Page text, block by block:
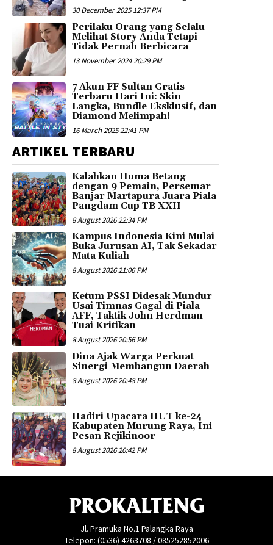
30 December 2025 12:37 PM
Perilaku Orang yang Selalu
Melihat Story Anda Tetapi
Tidak Pernah Berbicara
13 November 2024 20:29 PM
7 Akun FF Sultan Gratis
Terbaru Hari Ini: Skin
Langka, Bundle Eksklusif, dan
Diamond Melimpah!
16 March 2025 22:41 PM
ARTIKEL TERBARU
Kalahkan Huma Betang
dengan 9 Pemain, Persemar
Banjar Martapura Juara Piala
Pangdam Cup TB XXII
8 August 2026 22:34 PM
Kampus Indonesia Kini Mulai
Buka Jurusan AI, Tak Sekadar
Mata Kuliah
8 August 2026 21:06 PM
Ketum PSSI Didesak Mundur
Usai Timnas Gagal di Piala
AFF, Taktik John Herdman
Tuai Kritikan
8 August 2026 20:56 PM
Dina Ajak Warga Perkuat
Sinergi Membangun Daerah
8 August 2026 20:48 PM
Hadiri Upacara HUT ke-24
Kabupaten Murung Raya, Ini
Pesan Rejikinoor
8 August 2026 20:42 PM
PROKALTENG
Jl. Pramuka No.1 Palangka Raya
Telepon: (0536) 4263708 / 085252852006